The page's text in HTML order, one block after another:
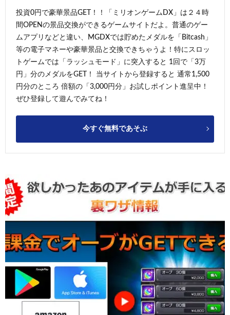
投資0円で豪華景品GET！！「ミリオンゲームDX」は２４時
間OPENの景品交換ができるゲームサイトだよ。普通のゲー
ムアプリなどと違い、MGDXでは貯めたメダルを「Bitcash」
等の電子マネーや豪華景品と交換できちゃうよ！特にスロッ
トゲームでは「ラッシュモード」に突入すると 1回で「3万
円」分のメダルをGET！ 当サイトから登録すると 通常1,500
円分のところ 倍額の「3,000円分」お試しポイント進呈中！
ぜひ登録して遊んでみてね！
今すぐ無料であそぶ